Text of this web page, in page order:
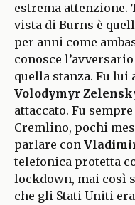
estrema
vista di Burns è
per anni come
conosce
quella stanza. Fu
Volodymyr
attaccato. Fu
Cremlino, pochi
parlare con
telefonica protetta
lockdown, mai così
che gli Stati Uniti